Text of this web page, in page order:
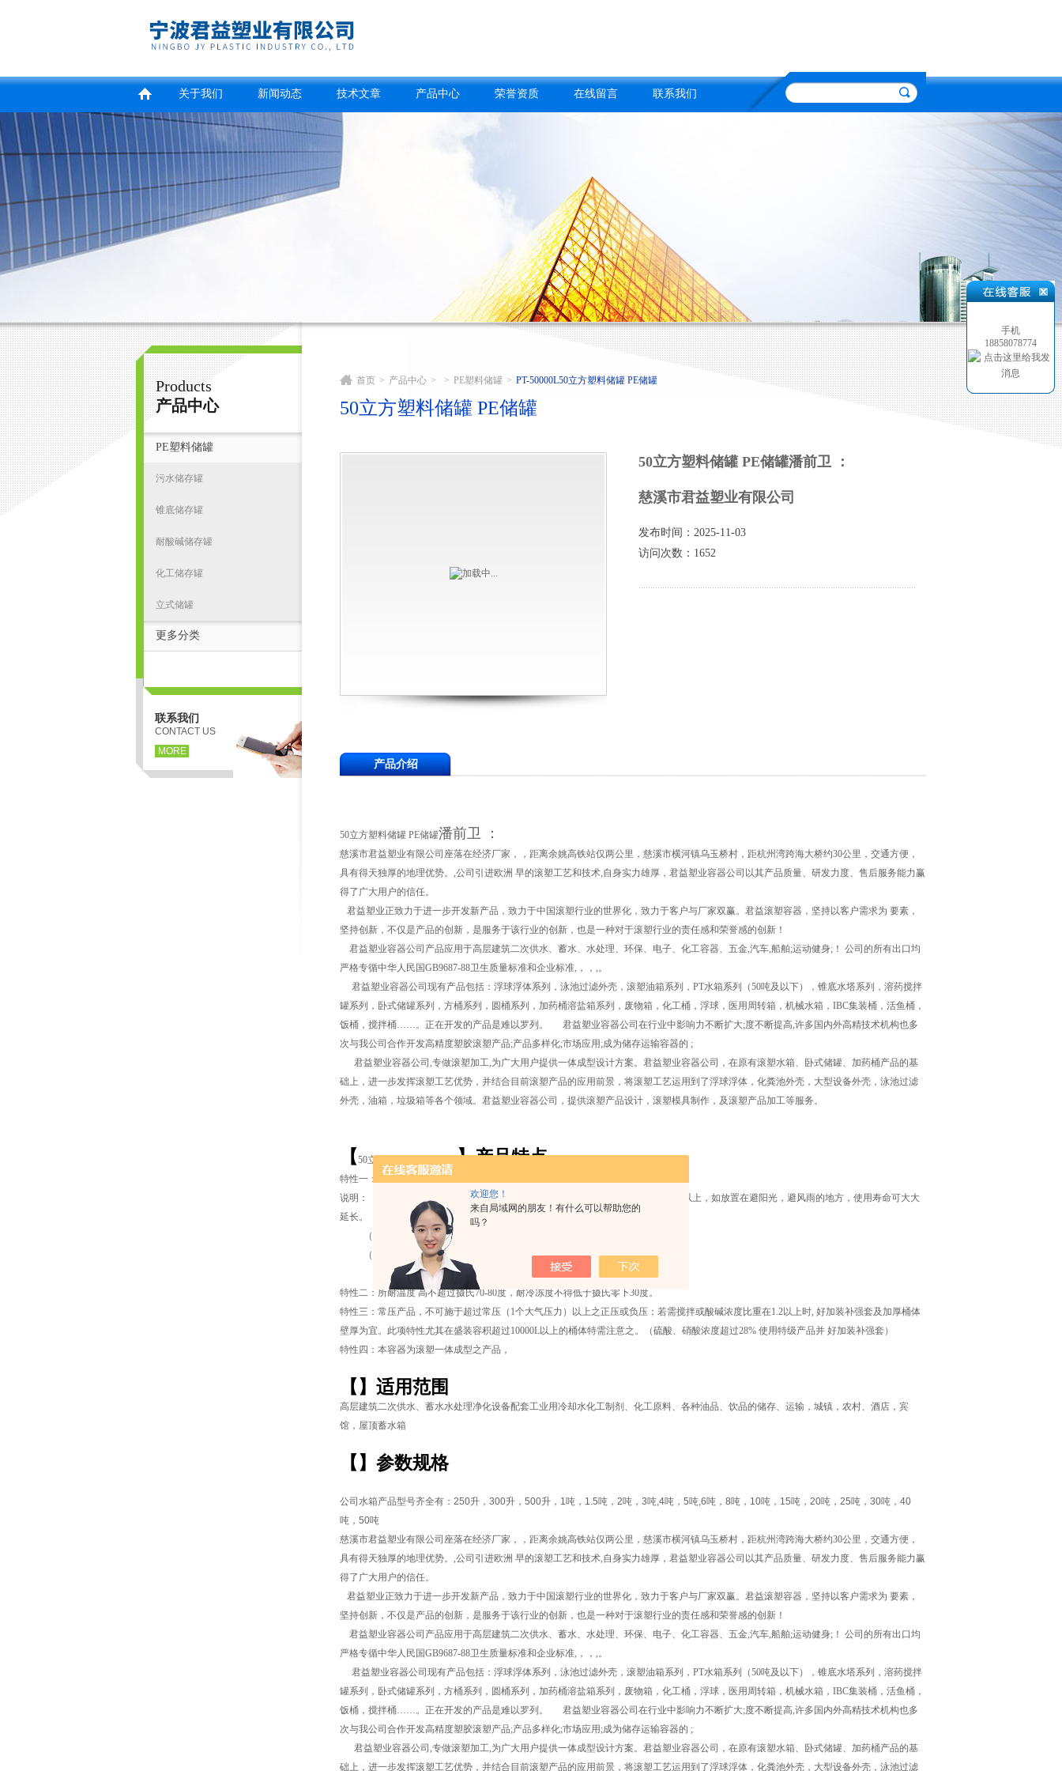
欢迎您！
来自局域网的朋友！有什么可以帮助您的
吗？
宁波君益塑业有限公司
关于我们 新闻动态 技术文章 产品中心 荣誉资质 在线留言 联系我们
Products
产品中心
PE塑料储罐
污水储存罐
锥底储存罐
耐酸碱储存罐
化工储存罐
立式储罐
更多分类
联系我们
CONTACT US
MORE
首页 > 产品中心 > > PE塑料储罐 > PT-50000L50立方塑料储罐 PE储罐
50立方塑料储罐 PE储罐
50立方塑料储罐 PE储罐潘前卫 ：
慈溪市君益塑业有限公司
发布时间：2025-11-03
访问次数：1652
产品介绍
50立方塑料储罐 PE储罐潘前卫 ：
慈溪市君益塑业有限公司座落在经济厂家，，距离余姚高铁站仅两公里，慈溪市横河镇乌玉桥村，距杭州湾跨海大桥约30公里，交通方便，
具有得天独厚的地理优势。,公司引进欧洲 早的滚塑工艺和技术,自身实力雄厚，君益塑业容器公司以其产品质量、研发力度、售后服务能力赢
得了广大用户的信任。
君益塑业正致力于进一步开发新产品，致力于中国滚塑行业的世界化，致力于客户与厂家双赢。君益滚塑容器，坚持以客户需求为 要素，
坚持创新，不仅是产品的创新，是服务于该行业的创新，也是一种对于滚塑行业的责任感和荣誉感的创新！
君益塑业容器公司产品应用于高层建筑二次供水、蓄水、水处理、环保、电子、化工容器、五金,汽车,船舶;运动健身;！ 公司的所有出口均
严格专循中华人民国GB9687-88卫生质量标准和企业标准,，，,。
君益塑业容器公司现有产品包括：浮球浮体系列，泳池过滤外壳，滚塑油箱系列，PT水箱系列（50吨及以下），锥底水塔系列，溶药搅拌
罐系列，卧式储罐系列，方桶系列，圆桶系列，加药桶溶盐箱系列，废物箱，化工桶，浮球，医用周转箱，机械水箱，IBC集装桶，活鱼桶，
饭桶，搅拌桶……。正在开发的产品是难以罗列。 君益塑业容器公司在行业中影响力不断扩大;度不断提高,许多国内外高精技术机构也多
次与我公司合作开发高精度塑胶滚塑产品;产品多样化;市场应用;成为储存运输容器的 ;
君益塑业容器公司,专做滚塑加工,为广大用户提供一体成型设计方案。君益塑业容器公司，在原有滚塑水箱、卧式储罐、加药桶产品的基
础上，进一步发挥滚塑工艺优势，并结合目前滚塑产品的应用前景，将滚塑工艺运用到了浮球浮体，化粪池外壳，大型设备外壳，泳池过滤
外壳，油箱，垃圾箱等各个领域。君益塑业容器公司，提供滚塑产品设计，滚塑模具制作，及滚塑产品加工等服务。
【 50立方塑料储罐 PE储罐 】产品特点
特性一：耐酸、耐碱；请参照聚乙烯耐药品性表
说明：（1）本溶器若装比重为1或以下之液体(弱酸、弱碱及水)一般使用寿命在5年以上，如放置在避阳光，避风雨的地方，使用寿命可大大
延长。
（2）若装比重在1-1.2之间的酸碱液体则老化期为4-5年。
（3）若装比重在1.2-1.4之间的酸碱液体则老化期为3年。
（4）若装比重在1.4以上之酸碱液体则老化期为2年。
特性二：所耐温度 高不超过摄氏70-80度，耐冷冻度不得低于摄氏零下30度。
特性三：常压产品，不可施于超过常压（1个大气压力）以上之正压或负压；若需搅拌或酸碱浓度比重在1.2以上时, 好加装补强套及加厚桶体
壁厚为宜。此项特性尤其在盛装容积超过10000L以上的桶体特需注意之。（硫酸、硝酸浓度超过28% 使用特级产品并 好加装补强套）
特性四：本容器为滚塑一体成型之产品，
【 】适用范围
高层建筑二次供水、蓄水水处理净化设备配套工业用冷却水化工制剂、化工原料、各种油品、饮品的储存、运输，城镇，农村、酒店，宾
馆，屋顶蓄水箱
【 】参数规格
公司水箱产品型号齐全有： 250升， 300升， 500升， 1吨， 1.5吨， 2吨， 3吨,4吨， 5吨,6吨， 8吨， 10吨， 15吨， 20吨， 25吨， 30吨， 40
吨， 50吨
慈溪市君益塑业有限公司座落在经济厂家，，距离余姚高铁站仅两公里，慈溪市横河镇乌玉桥村，距杭州湾跨海大桥约30公里，交通方便，
具有得天独厚的地理优势。,公司引进欧洲 早的滚塑工艺和技术,自身实力雄厚，君益塑业容器公司以其产品质量、研发力度、售后服务能力赢
得了广大用户的信任。
君益塑业正致力于进一步开发新产品，致力于中国滚塑行业的世界化，致力于客户与厂家双赢。君益滚塑容器，坚持以客户需求为 要素，
坚持创新，不仅是产品的创新，是服务于该行业的创新，也是一种对于滚塑行业的责任感和荣誉感的创新！
君益塑业容器公司产品应用于高层建筑二次供水、蓄水、水处理、环保、电子、化工容器、五金,汽车,船舶;运动健身;！ 公司的所有出口均
严格专循中华人民国GB9687-88卫生质量标准和企业标准,，，,。
君益塑业容器公司现有产品包括：浮球浮体系列，泳池过滤外壳，滚塑油箱系列，PT水箱系列（50吨及以下），锥底水塔系列，溶药搅拌
罐系列，卧式储罐系列，方桶系列，圆桶系列，加药桶溶盐箱系列，废物箱，化工桶，浮球，医用周转箱，机械水箱，IBC集装桶，活鱼桶，
饭桶，搅拌桶……。正在开发的产品是难以罗列。 君益塑业容器公司在行业中影响力不断扩大;度不断提高,许多国内外高精技术机构也多
次与我公司合作开发高精度塑胶滚塑产品;产品多样化;市场应用;成为储存运输容器的 ;
君益塑业容器公司,专做滚塑加工,为广大用户提供一体成型设计方案。君益塑业容器公司，在原有滚塑水箱、卧式储罐、加药桶产品的基
础上，进一步发挥滚塑工艺优势，并结合目前滚塑产品的应用前景，将滚塑工艺运用到了浮球浮体，化粪池外壳，大型设备外壳，泳池过滤
手机
18858078774